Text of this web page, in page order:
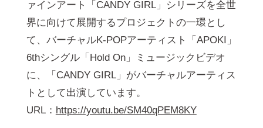
ァインアート「CANDY GIRL」シリーズを全世
界に向けて展開するプロジェクトの一環とし
て、バーチャルK-POPアーティスト「APOKI」
6thシングル「Hold On」ミュージックビデオ
に、「CANDY GIRL」がバーチャルアーティス
トとして出演しています。
URL： https://youtu.be/SM40qPEM8KY